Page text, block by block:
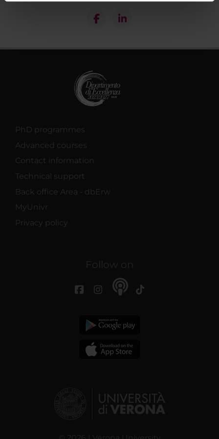
nostri partner che si occupano di analisi dei dati web,
raccolto dal tuo utilizzo dei loro servizi.
PhD programmes
Advanced courses
Contact information
Technical support
Back office Area - dbErw
MyUnivr
Privacy policy
Follow on